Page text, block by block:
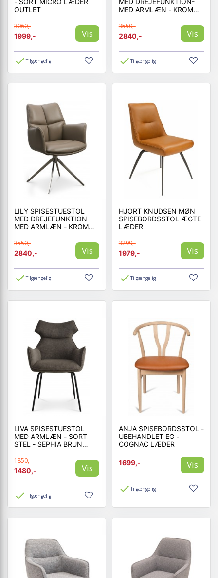
OUTLET
3060,-
1999,-
Vis
Tilgængelig
MED ARMLÆN - KROM
3550,-
2840,-
Vis
Tilgængelig
LILY SPISESTUESTOL
MED DREJEFUNKTION
MED ARMLÆN - KROM
3550,-
2840,-
Vis
Tilgængelig
HJORT KNUDSEN MØN
SPISEBORDSSTOL ÆGTE
LÆDER
3299,-
1979,-
Vis
Tilgængelig
LIVA SPISESTUESTOL
MED ARMLÆN - SORT
STEL - SEPHIA BRUN
1850,-
1480,-
Vis
Tilgængelig
ANJA SPISEBORDSSTOL -
UBEHANDLET EG -
COGNAC LÆDER
1699,- Vis
Tilgængelig